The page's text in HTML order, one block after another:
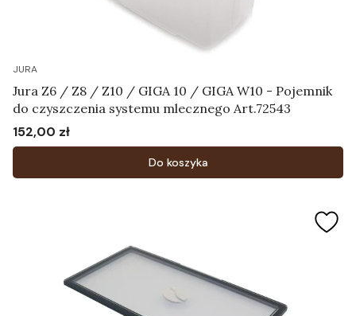
JURA
Jura Z6 / Z8 / Z10 / GIGA 10 / GIGA W10 - Pojemnik
do czyszczenia systemu mlecznego Art.72543
Cena
152,00 zł
Do koszyka